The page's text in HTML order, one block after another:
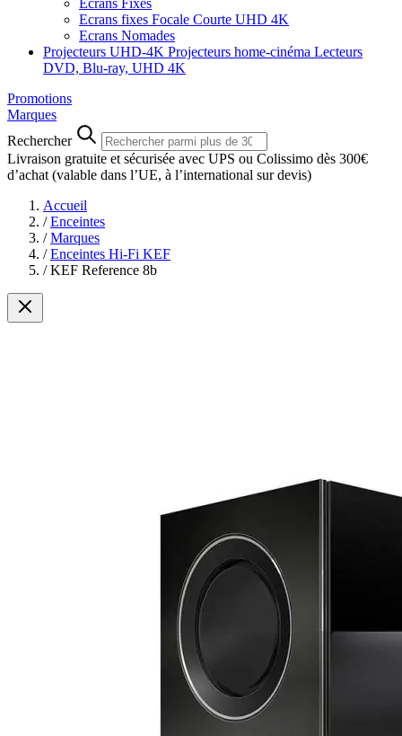
Ecrans Fixes
Ecrans fixes Focale Courte UHD 4K
Ecrans Nomades
Projecteurs UHD-4K Projecteurs home-cinéma Lecteurs
DVD, Blu-ray, UHD 4K
Promotions
Marques
Rechercher
Livraison gratuite et sécurisée avec UPS ou Colissimo dès 300€
d’achat (valable dans l’UE, à l’international sur devis)
Accueil
/ Enceintes
/ Marques
/ Enceintes Hi-Fi KEF
/ KEF Reference 8b